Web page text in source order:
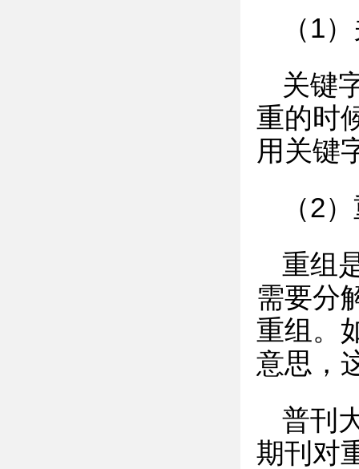
（1
关键
重的时
用关键
（2
重组
需要分
重组。
意思，
普刊
期刊对